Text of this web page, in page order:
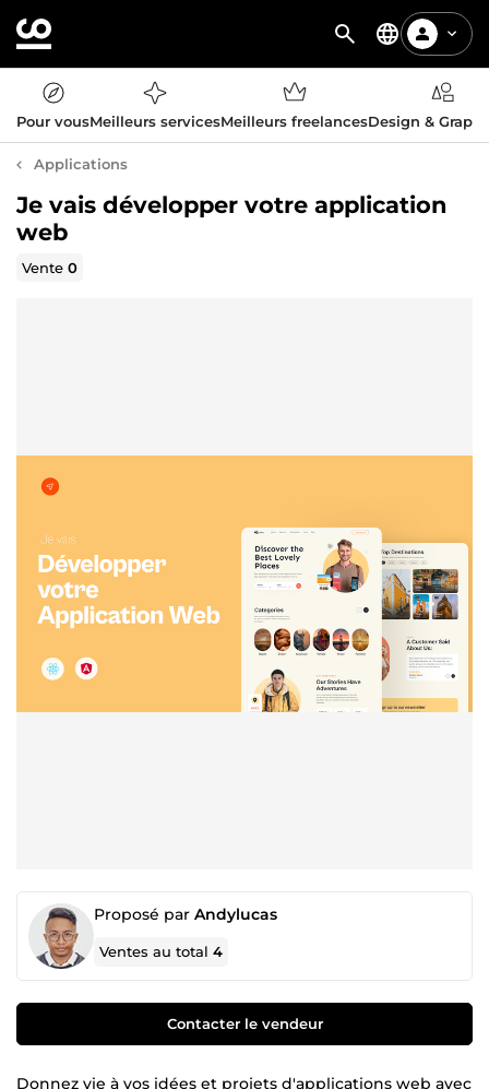
Pour vousMeilleurs servicesMeilleurs freelancesDesign &
Applications
Je vais développer votre application
web
Vente0
Proposé par Andylucas
Ventes au total4
Contacter le vendeur
Donnez vie à vos idées et projets d'applications web avec